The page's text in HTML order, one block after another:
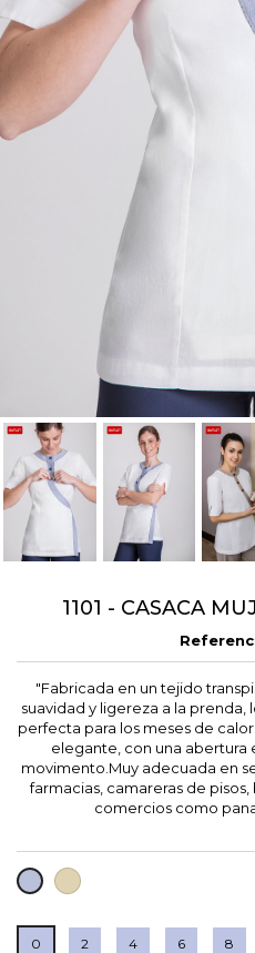
1101 - CASACA
"Fabricada en un tejido
suavidad y ligereza a la
perfecta para los meses de
elegante, con una abertura
movimento.Muy adecuada en
farmacias, camareras de
comercios como
LAVANDACRUDO
0 2 4 6 8
Cancelar